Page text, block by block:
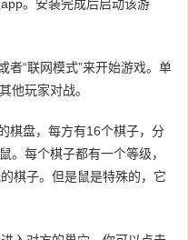
。安装完成后启动该游
者“联网模式”来开始游戏。单
他玩家对战。
棋盘，每方有16个棋子，分
。每个棋子都有一个等级，
棋子。但是鼠是特殊的，它